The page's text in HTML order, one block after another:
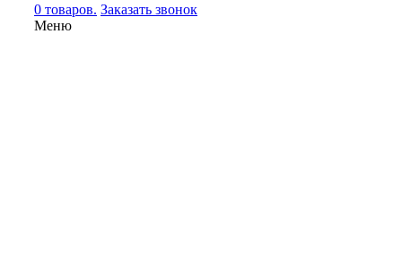
0 товаров. Заказать звонок
Меню